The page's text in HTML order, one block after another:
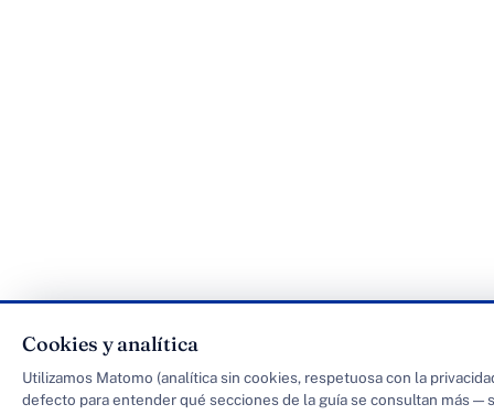
Cookies y analítica
Utilizamos Matomo (analítica sin cookies, respetuosa con la
defecto para entender qué secciones de la guía se consultan más —